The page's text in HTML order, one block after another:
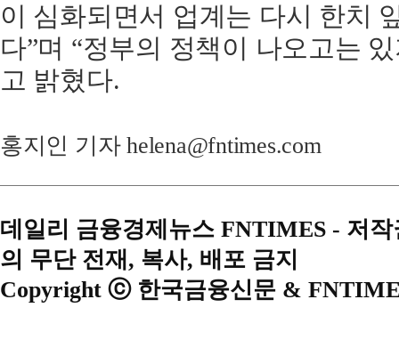
이 심화되면서 업계는 다시 한치
다”며 “정부의 정책이 나오고는
고 밝혔다.
홍지인 기자 helena@fntimes.com
데일리 금융경제뉴스 FNTIMES - 저
의 무단 전재, 복사, 배포 금지
Copyright ⓒ 한국금융신문 &